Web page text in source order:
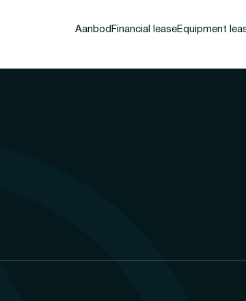
Aanbod Financial leaseEquipment